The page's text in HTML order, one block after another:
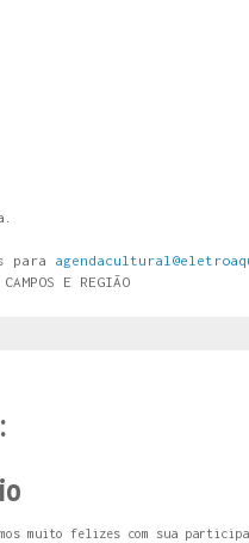
para
E REGIÃO
muito felizes com sua